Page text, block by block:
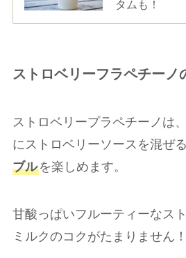
タムも！
ストロベリーフラペチーノ
ストロベリープラペチーノは
にストロベリーソースを混ぜ
ブルを楽しめます。
甘酸っぱいフルーティーなス
ミルクのコクがたまりません！